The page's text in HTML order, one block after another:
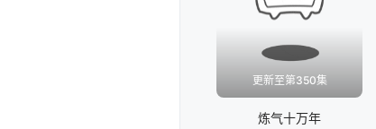
更新至第350集
炼气十万年